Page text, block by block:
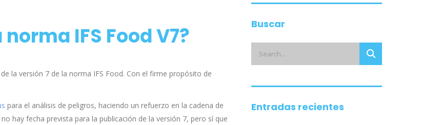
IFS Food V7?
la versión 7 de la norma IFS Food. Con el firme propósito de
para el análisis de peligros, haciendo un refuerzo en la cadena de
hay fecha prevista para la publicación de la versión 7, pero sí que
Buscar
Entradas recientes